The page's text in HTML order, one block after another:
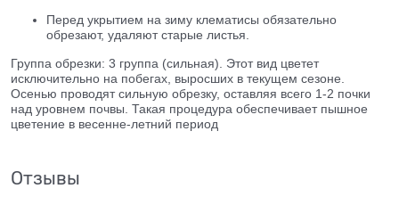
Перед укрытием на зиму клематисы обязательно
обрезают, удаляют старые листья.
Группа обрезки: 3 группа (сильная). Этот вид цветет
исключительно на побегах, выросших в текущем сезоне.
Осенью проводят сильную обрезку, оставляя всего 1-2 почки
над уровнем почвы. Такая процедура обеспечивает пышное
цветение в весенне-летний период
Отзывы